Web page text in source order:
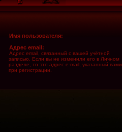
Имя пользователя:
Адрес email:
Адрес email, связанный с вашей учётной
записью. Если вы не изменили его в Личном
разделе, то это адрес e-mail, указанный вами
при регистрации.